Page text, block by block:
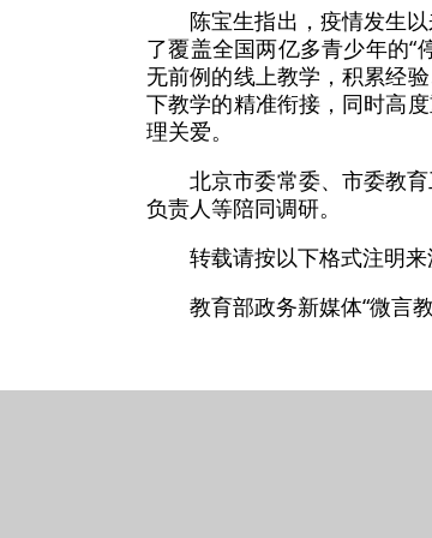
陈宝生指出，疫情发生
了覆盖全国两亿多青少年的“
无前例的线上教学，积累经
下教学的精准衔接，同时高
理关爱。
北京市委常委、市委教
负责人等陪同调研。
转载请按以下格式注明来
教育部政务新媒体“微言